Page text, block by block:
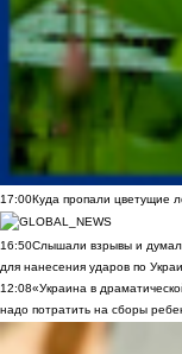
17:00Куда пропали цветущие
16:50Слышали взрывы и
для нанесения ударов по
12:08«Украина в
надо потратить на сборы